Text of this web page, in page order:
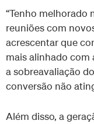
“Tenho melhorado
reuniões com
acrescentar que
mais alinhado com
a sobreavaliação
conversão não
Além disso, a